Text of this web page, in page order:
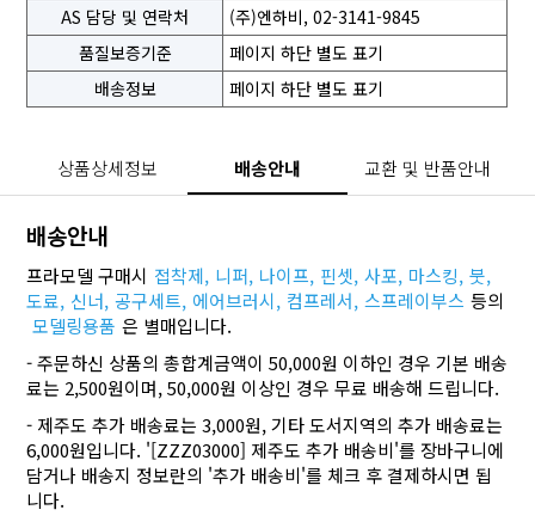
AS 담당 및 연락처
(주)엔하비, 02-3141-9845
품질보증기준
페이지 하단 별도 표기
배송정보
페이지 하단 별도 표기
상품상세정보 배송안내 교환 및 반품안내
배송안내
프라모델 구매시 접착제, 니퍼, 나이프, 핀셋, 사포, 마스킹, 붓,
도료, 신너, 공구세트, 에어브러시, 컴프레서, 스프레이부스 등의
모델링용품 은 별매입니다.
- 주문하신 상품의 총합계금액이 50,000원 이하인 경우 기본 배송
료는 2,500원이며, 50,000원 이상인 경우 무료 배송해 드립니다.
- 제주도 추가 배송료는 3,000원, 기타 도서지역의 추가 배송료는
6,000원입니다. '[ZZZ03000] 제주도 추가 배송비'를 장바구니에
담거나 배송지 정보란의 '추가 배송비'를 체크 후 결제하시면 됩
니다.